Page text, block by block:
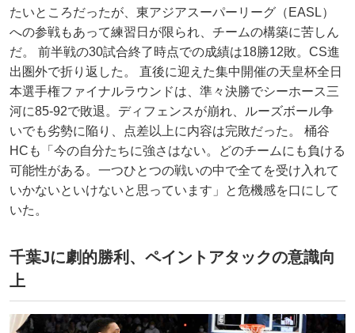
たいところだったが、東アジアスーパーリーグ（EASL）
への参戦もあって練習日が限られ、チームの構築に苦しん
だ。 前半戦の30試合終了時点での成績は18勝12敗。CS進
出圏外で折り返した。 直後に迎えた集中開催の天皇杯全日
本選手権ファイナルラウンドは、準々決勝でシーホース三
河に85-92で敗退。ディフェンスが崩れ、ルーズボール争
いでも劣勢に陥り、点差以上に内容は完敗だった。 桶谷
HCも「今の自分たちに強さはない。どのチームにも負ける
可能性がある。一つひとつの戦いの中で全てを受け入れて
いかないといけないと思っています」と危機感を口にして
いた。
千葉Jに劇的勝利、ペイントアタックの意識向
上